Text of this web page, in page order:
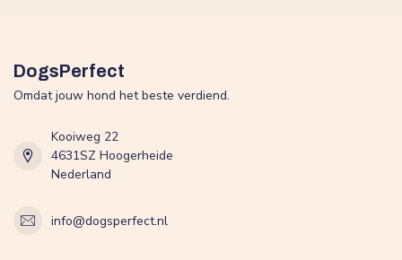
DogsPerfect
Omdat jouw hond het beste verdiend.
Kooiweg 22
4631SZ Hoogerheide
Nederland
info@dogsperfect.nl